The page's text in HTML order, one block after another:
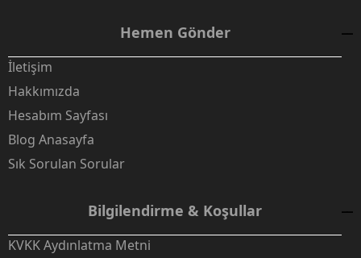
Hemen Gönder
İletişim
Hakkımızda
Hesabım Sayfası
Blog Anasayfa
Sık Sorulan Sorular
Bilgilendirme & Koşullar
KVKK Aydınlatma Metni